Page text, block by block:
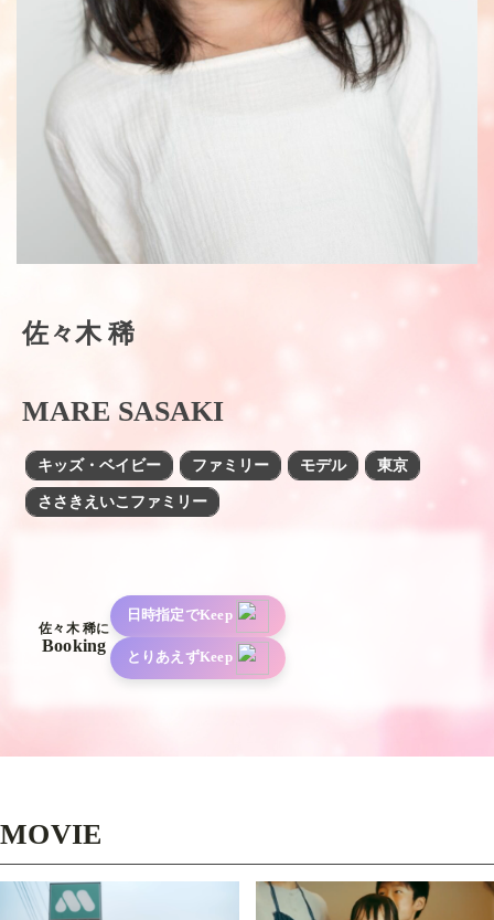
佐々木 稀
MARE SASAKI
キッズ・ベイビー ファミリー モデル 東京
ささきえいこファミリー
佐々木 稀に
Booking
日時指定でKeep
とりあえずKeep
MOVIE